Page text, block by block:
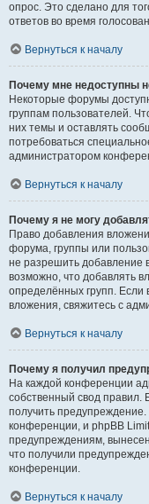
опрос. Это сделано для
ответов во время
Вернуться к началу
Почему мне недоступны
Некоторые форумы
группам пользователей.
них темы и оставлять
потребоваться
администратором
Вернуться к началу
Почему я не могу
Право добавления
форума, группы или
не разрешить добавление
возможно, что добавлять
определённых групп. Если
вложения, свяжитесь с
Вернуться к началу
Почему я получил
На каждой конференции
собственный свод
получить
конференции, и phpBB
предупреждениям,
что получили
конференции.
Вернуться к началу